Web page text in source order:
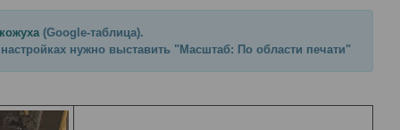
(Google-таблица).
нужно выставить "Масштаб: По области печати"